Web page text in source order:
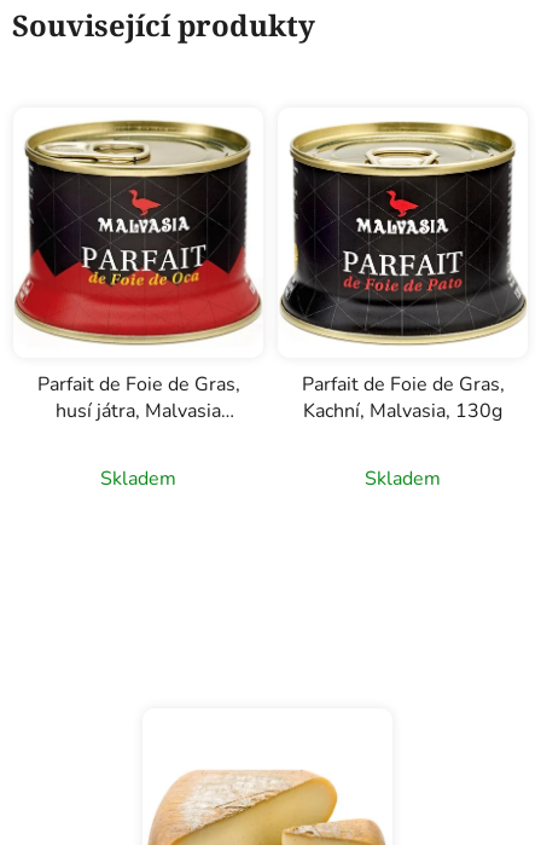
Související produkty
Parfait de Foie de Gras,
husí játra, Malvasia
Skladem
Parfait de Foie de Gras,
Kachní, Malvasia, 130g
Skladem